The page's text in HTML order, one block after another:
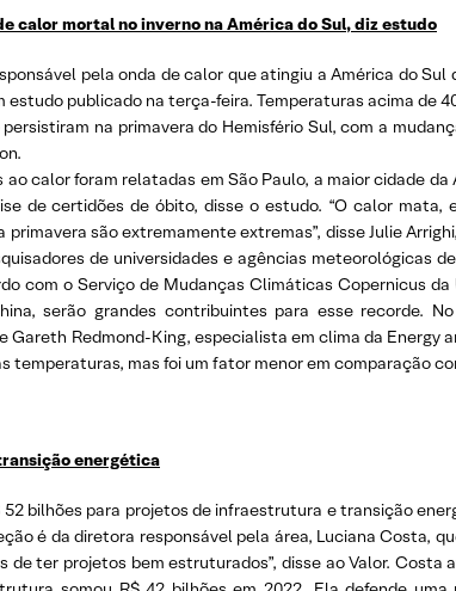
calor mortal no inverno na América do Sul, diz estudo
pela onda de calor que atingiu a América do
publicado na terça-feira. Temperaturas acima de
na primavera do Hemisfério Sul, com a
calor foram relatadas em São Paulo, a maior cidade
de certidões de óbito, disse o estudo. “O calor
primavera são extremamente extremas”, disse Julie
de universidades e agências meteorológicas
com o Serviço de Mudanças Climáticas Copernicus
serão grandes contribuintes para esse recorde.
Gareth Redmond-King, especialista em clima da
temperaturas, mas foi um fator menor em comparação
energética
52 bilhões para projetos de infraestrutura e transição
é da diretora responsável pela área, Luciana Costa,
de ter projetos bem estruturados”, disse ao Valor. Costa